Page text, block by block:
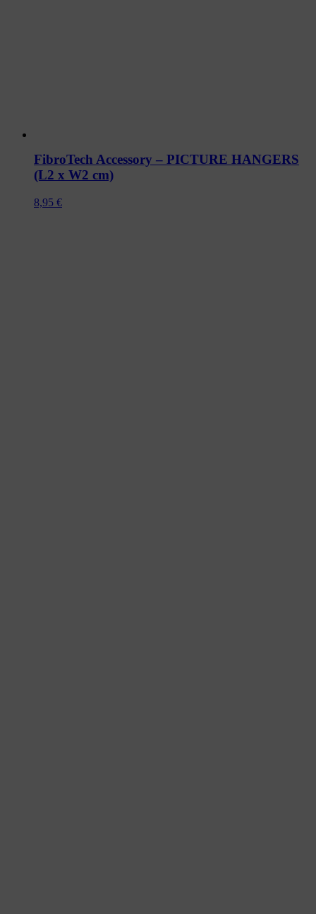
FibroTech Accessory – PICTURE HANGERS
(L2 x W2 cm)
8,95 €